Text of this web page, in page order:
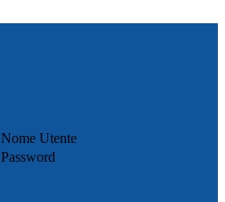
Nome Utente
Password